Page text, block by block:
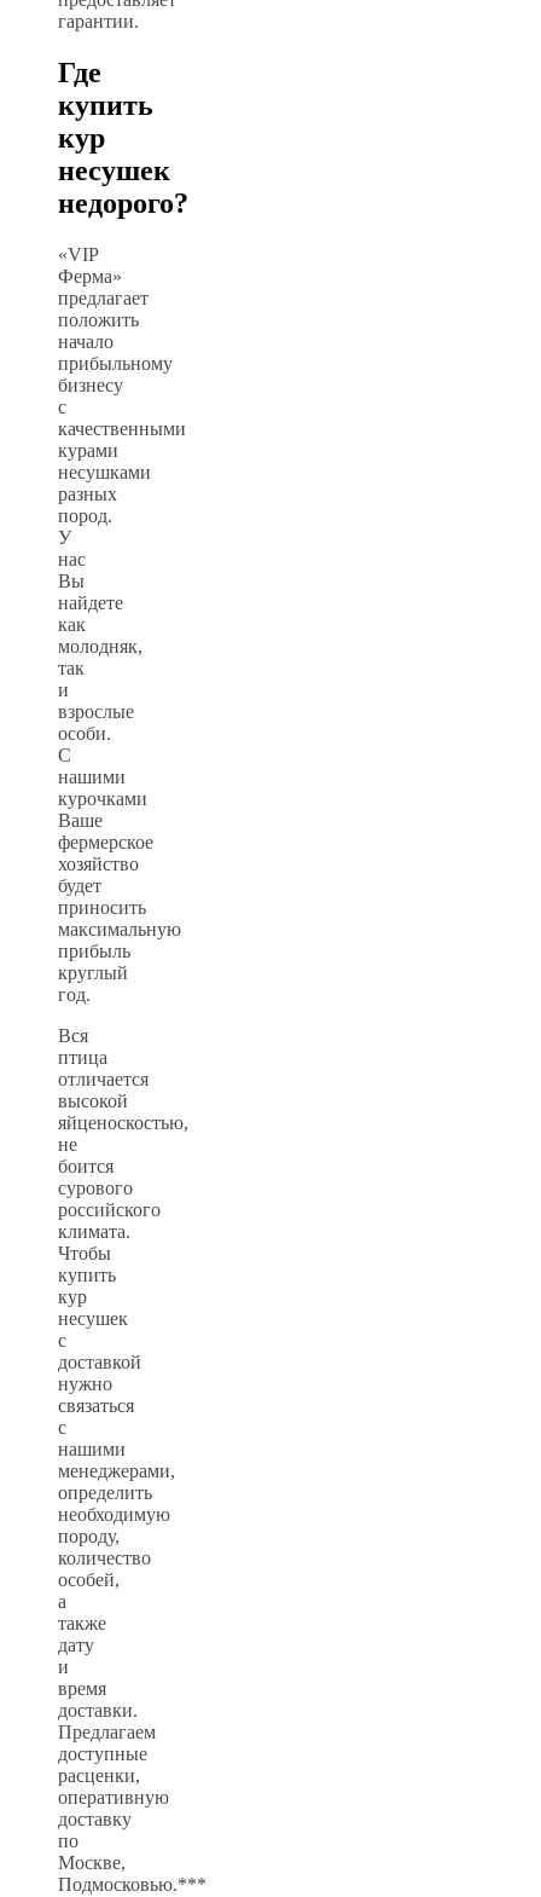
гарантии.
Где
купить
кур
несушек
недорого?
«VIP
Ферма»
предлагает
положить
начало
прибыльному
бизнесу
с
качественными
курами
несушками
разных
пород.
У
нас
Вы
найдете
как
молодняк,
так
и
взрослые
особи.
С
нашими
курочками
Ваше
фермерское
хозяйство
будет
приносить
максимальную
прибыль
круглый
год.
Вся
птица
отличается
высокой
яйценоскостью,
не
боится
сурового
российского
климата.
Чтобы
купить
кур
несушек
с
доставкой
нужно
связаться
с
нашими
менеджерами,
определить
необходимую
породу,
количество
особей,
а
также
дату
и
время
доставки.
Предлагаем
доступные
расценки,
оперативную
доставку
по
Москве,
Подмосковью.***